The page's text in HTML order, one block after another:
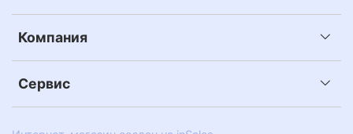
Компания
Сервис